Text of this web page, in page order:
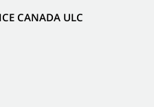
CANADA ULC